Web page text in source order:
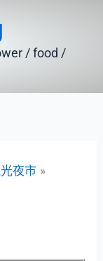
/ food /
夜市